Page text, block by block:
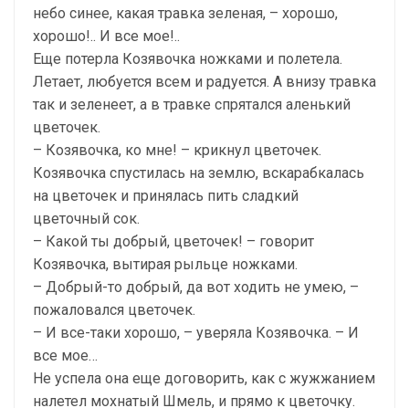
небо синее, какая травка зеленая, – хорошо,
хорошо!.. И все мое!..
Еще потерла Козявочка ножками и полетела.
Летает, любуется всем и радуется. А внизу травка
так и зеленеет, а в травке спрятался аленький
цветочек.
– Козявочка, ко мне! – крикнул цветочек.
Козявочка спустилась на землю, вскарабкалась
на цветочек и принялась пить сладкий
цветочный сок.
– Какой ты добрый, цветочек! – говорит
Козявочка, вытирая рыльце ножками.
– Добрый-то добрый, да вот ходить не умею, –
пожаловался цветочек.
– И все-таки хорошо, – уверяла Козявочка. – И
все мое…
Не успела она еще договорить, как с жужжанием
налетел мохнатый Шмель, и прямо к цветочку.